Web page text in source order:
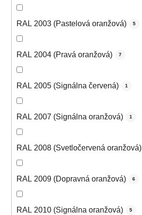
RAL 2003 (Pastelová oranžová) 5
RAL 2004 (Pravá oranžová) 7
RAL 2005 (Signálna červená) 1
RAL 2007 (Signálna oranžová) 1
RAL 2008 (Svetločervená oranžová)
RAL 2009 (Dopravná oranžová) 6
RAL 2010 (Signálna oranžová) 5